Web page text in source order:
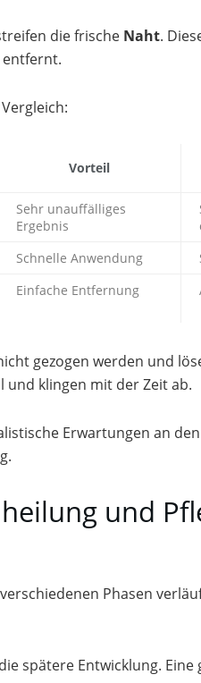
die frische Naht.
entfernt.
Vorteil
Sehr unauffälliges
Ergebnis
Schnelle Anwendung
Einfache Entfernung
gezogen werden und
klingen mit der Zeit ab.
Erwartungen an
und
Phasen
spätere Entwicklung. Eine